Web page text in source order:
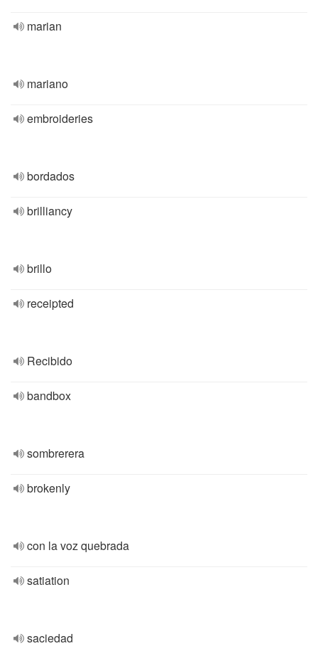
marian
mariano
embroideries
bordados
brilliancy
brillo
receipted
Recibido
bandbox
sombrerera
brokenly
con la voz quebrada
satiation
saciedad